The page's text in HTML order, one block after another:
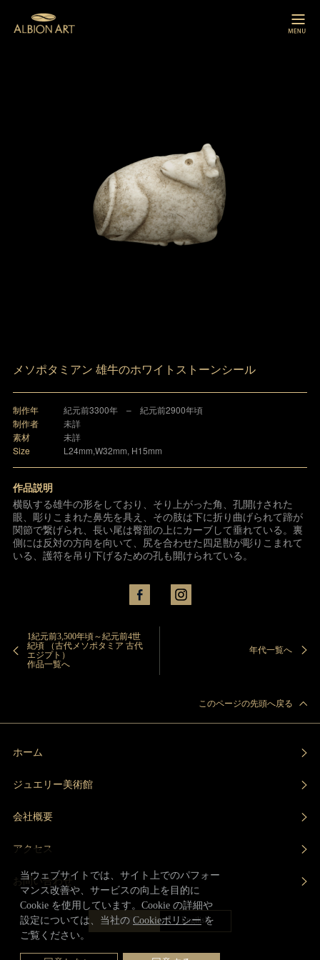
メソポタミアン 雄牛のホワイトストーンシール
制作年
紀元前3300年 – 紀元前2900年頃
制作者
未詳
素材
未詳
Size
L24mm,W32mm, H15mm
作品説明
横臥する雄牛の形をしており、そり上がった角、孔開けされた
眼、彫りこまれた鼻先を具え、その肢は下に折り曲げられて蹄が
関節で繋げられ、長い尾は臀部の上にカーブして垂れている。裏
側には反対の方向を向いて、尻を合わせた四足獣が彫りこまれて
いる、護符を吊り下げるための孔も開けられている。
1紀元前3,500年頃～紀元前4世
紀頃 （古代メソポタミア 古代
エジプト）
作品一覧へ
年代一覧へ
このページの先頭へ戻る
ホーム
ジュエリー美術館
会社概要
アクセス
お問い合わせ
日本語 Engilish
当ウェブサイトでは、サイト上でのパフォー
マンス改善や、サービスの向上を目的に
Cookie を使用しています。Cookie の詳細や
設定については、当社の Cookieポリシーを
ご覧ください。